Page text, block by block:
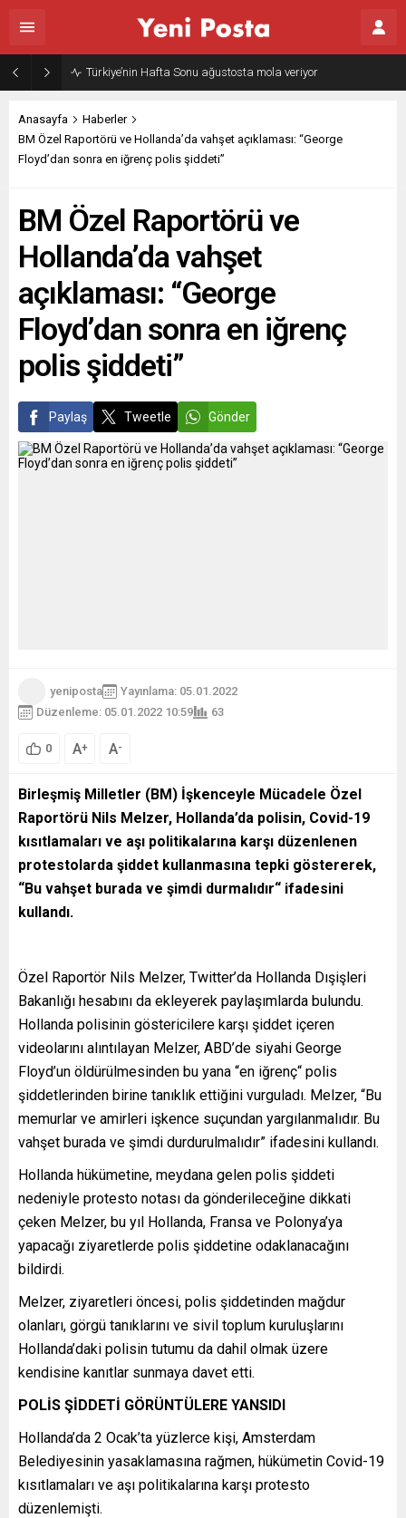
Türkiye’nin Hafta Sonu ağustosta mola veriyor
Anasayfa
Haberler
BM Özel Raportörü ve Hollanda’da vahşet açıklaması: “George
Floyd’dan sonra en iğrenç polis şiddeti”
BM Özel Raportörü ve
Hollanda’da vahşet
açıklaması: “George
Floyd’dan sonra en iğrenç
polis şiddeti”
Paylaş Tweetle Gönder
yeniposta
Yayınlama: 05.01.2022
Düzenleme: 05.01.2022 10:59
63
0 A+ A-
Birleşmiş Milletler (BM) İşkenceyle Mücadele Özel
Raportörü Nils Melzer, Hollanda’da polisin, Covid-19
kısıtlamaları ve aşı politikalarına karşı düzenlenen
protestolarda şiddet kullanmasına tepki göstererek,
“Bu vahşet burada ve şimdi durmalıdır“ ifadesini
kullandı.
Özel Raportör Nils Melzer, Twitter’da Hollanda Dışişleri
Bakanlığı hesabını da ekleyerek paylaşımlarda bulundu.
Hollanda polisinin göstericilere karşı şiddet içeren
videolarını alıntılayan Melzer, ABD’de siyahi George
Floyd’un öldürülmesinden bu yana “en iğrenç“ polis
şiddetlerinden birine tanıklık ettiğini vurguladı. Melzer, “Bu
memurlar ve amirleri işkence suçundan yargılanmalıdır. Bu
vahşet burada ve şimdi durdurulmalıdır” ifadesini kullandı.
Hollanda hükümetine, meydana gelen polis şiddeti
nedeniyle protesto notası da gönderileceğine dikkati
çeken Melzer, bu yıl Hollanda, Fransa ve Polonya’ya
yapacağı ziyaretlerde polis şiddetine odaklanacağını
bildirdi.
Melzer, ziyaretleri öncesi, polis şiddetinden mağdur
olanları, görgü tanıklarını ve sivil toplum kuruluşlarını
Hollanda’daki polisin tutumu da dahil olmak üzere
kendisine kanıtlar sunmaya davet etti.
POLİS ŞİDDETİ GÖRÜNTÜLERE YANSIDI
Hollanda’da 2 Ocak’ta yüzlerce kişi, Amsterdam
Belediyesinin yasaklamasına rağmen, hükümetin Covid-19
kısıtlamaları ve aşı politikalarına karşı protesto
düzenlemişti.